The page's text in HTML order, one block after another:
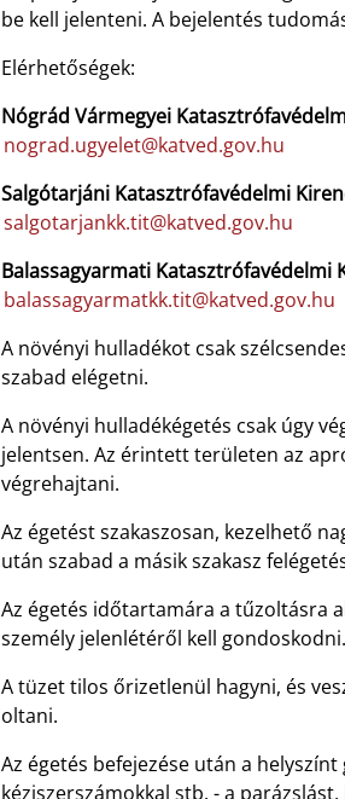
be kell jelenteni. A bejelentés
Elérhetőségek:
Nógrád Vármegyei
nograd.ugyelet@katved.gov.hu
Salgótarjáni Katasztrófavédelmi
salgotarjankk.tit@katved.gov.hu
Balassagyarmati Katasztrófavédelmi
balassagyarmatkk.tit@katved.gov.hu
A növényi hulladékot csak
szabad elégetni.
A növényi hulladékégetés csak úgy
jelentsen. Az érintett területen az
végrehajtani.
Az égetést szakaszosan, kezelhető
után szabad a másik szakasz
Az égetés időtartamára a tűzoltásra
személy jelenlétéről kell gondoskodni.
A tüzet tilos őrizetlenül hagyni, és
oltani.
Az égetés befejezése után a
kéziszerszámokkal stb. - a